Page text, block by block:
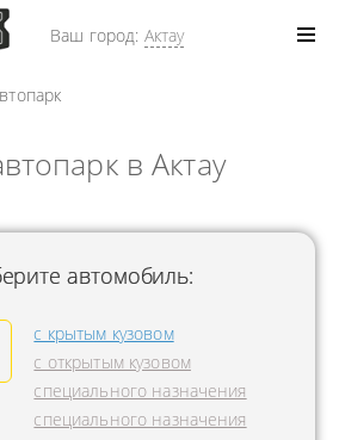
Ваш город: Актау
в Актау
автомобиль:
с крытым кузовом
с открытым кузовом
специального назначения
специального назначения